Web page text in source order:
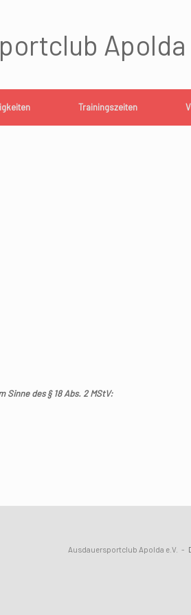
Apolda
Trainingszeiten
des § 18 Abs. 2 MStV:
Ausdauersportclub Apolda e.V.